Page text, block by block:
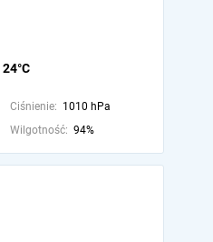
24°C
Ciśnienie: 1010 hPa
Wilgotność: 94%